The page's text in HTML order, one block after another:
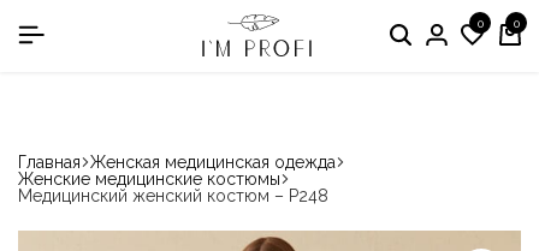
в номинации «Производитель медодежды» 0 0
Главная Женская медицинская одежда
Женские медицинские костюмы
Медицинский женский костюм – P248